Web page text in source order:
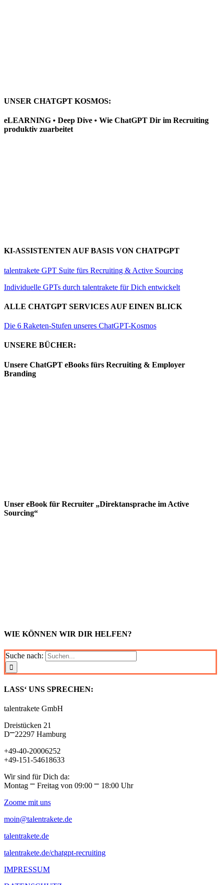
UNSER CHATGPT KOSMOS:
eLEARNING • Deep Dive • Wie ChatGPT Dir im Recruiting
produktiv zuarbeitet
KI-ASSISTENTEN AUF BASIS VON CHATPGPT
talentrakete GPT Suite fürs Recruiting & Active Sourcing
Individuelle GPTs durch talentrakete für Dich entwickelt
ALLE CHATGPT SERVICES AUF EINEN BLICK
Die 6 Raketen-Stufen unseres ChatGPT-Kosmos
UNSERE BÜCHER:
Unsere ChatGPT eBooks fürs Recruiting & Employer
Branding
Unser eBook für Recruiter „Direktansprache im Active
Sourcing“
WIE KÖNNEN WIR DIR HELFEN?
Suche nach:
LASS‘ UNS SPRECHEN:
talentrakete GmbH
Dreistücken 21
D⎻22297 Hamburg
+49-40-20006252
+49-151-54618633
Wir sind für Dich da:
Montag ⎻ Freitag von 09:00 ⎻ 18:00 Uhr
Zoome mit uns
moin@talentrakete.de
talentrakete.de
talentrakete.de/chatgpt-recruiting
IMPRESSUM